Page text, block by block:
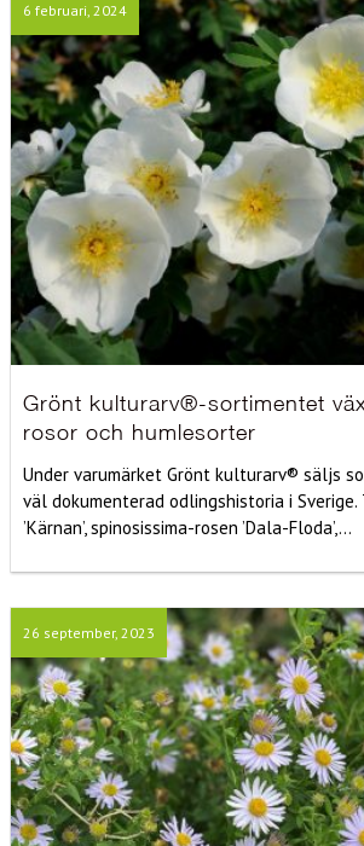
6 februari, 2024
Grönt kulturarv®-sortimentet
rosor och humlesorter
Under varumärket Grönt kulturarv® säljs
väl dokumenterad odlingshistoria i Sverige.
’Kärnan’, spinosissima-rosen ’Dala-Floda’,...
26 september, 2023